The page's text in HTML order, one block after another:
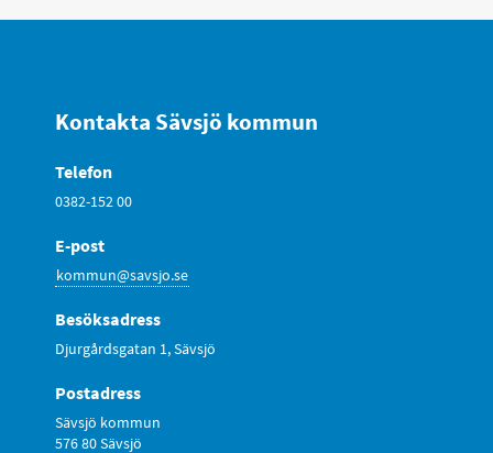
Kontakta Sävsjö kommun
Telefon
0382-152 00
E-post
kommun@savsjo.se
Besöksadress
Djurgårdsgatan 1, Sävsjö
Postadress
Sävsjö kommun
576 80 Sävsjö